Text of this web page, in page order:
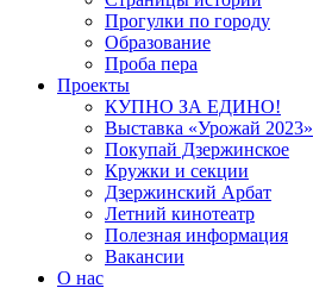
Прогулки по городу
Образование
Проба пера
Проекты
КУПНО ЗА ЕДИНО!
Выставка «Урожай 2023»
Покупай Дзержинское
Кружки и секции
Дзержинский Арбат
Летний кинотеатр
Полезная информация
Вакансии
О нас